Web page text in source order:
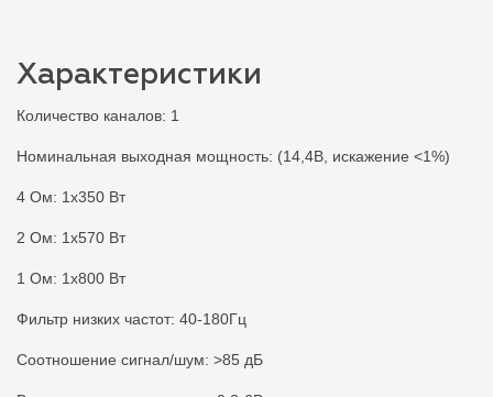
Характеристики
Количество каналов: 1
Номинальная выходная мощность: (14,4В, искажение <1%)
4 Ом: 1х350 Вт
2 Ом: 1х570 Вт
1 Ом: 1х800 Вт
Фильтр низких частот: 40-180Гц
Соотношение сигнал/шум: >85 дБ